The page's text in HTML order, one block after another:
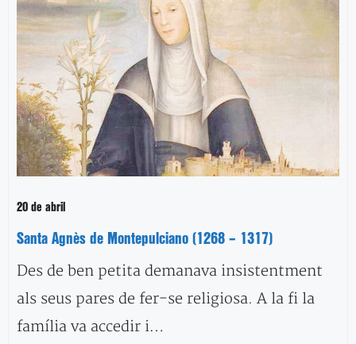
20 de abril
Santa Agnès de Montepulciano (1268 – 1317)
Des de ben petita demanava insistentment
als seus pares de fer-se religiosa. A la fi la
família va accedir i…